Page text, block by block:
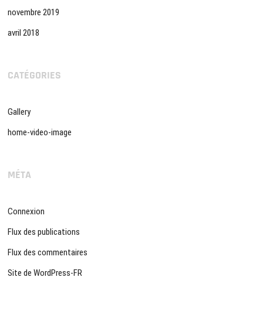
novembre 2019
avril 2018
CATÉGORIES
Gallery
home-video-image
MÉTA
Connexion
Flux des publications
Flux des commentaires
Site de WordPress-FR